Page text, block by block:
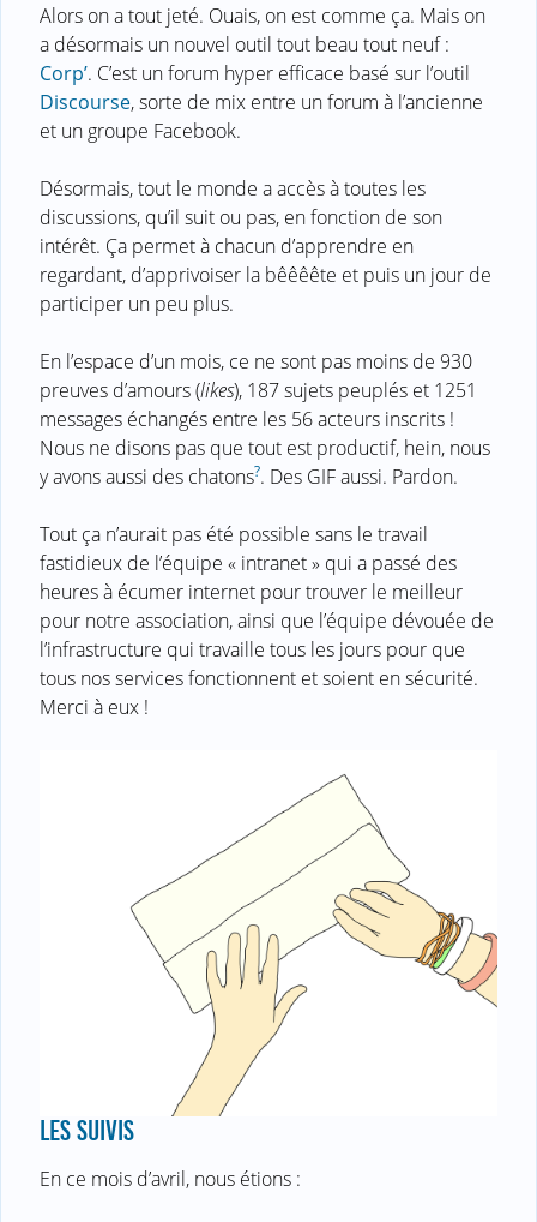
Alors on a tout jeté. Ouais, on est comme ça. Mais on
a désormais un nouvel outil tout beau tout neuf :
Corp’. C’est un forum hyper efficace basé sur l’outil
Discourse, sorte de mix entre un forum à l’ancienne
et un groupe Facebook.
Désormais, tout le monde a accès à toutes les
discussions, qu’il suit ou pas, en fonction de son
intérêt. Ça permet à chacun d’apprendre en
regardant, d’apprivoiser la bêêêête et puis un jour de
participer un peu plus.
En l’espace d’un mois, ce ne sont pas moins de 930
preuves d’amours (likes), 187 sujets peuplés et 1251
messages échangés entre les 56 acteurs inscrits !
Nous ne disons pas que tout est productif, hein, nous
y avons aussi des chatons?. Des GIF aussi. Pardon.
Tout ça n’aurait pas été possible sans le travail
fastidieux de l’équipe « intranet » qui a passé des
heures à écumer internet pour trouver le meilleur
pour notre association, ainsi que l’équipe dévouée de
l’infrastructure qui travaille tous les jours pour que
tous nos services fonctionnent et soient en sécurité.
Merci à eux !
LES SUIVIS
En ce mois d’avril, nous étions :